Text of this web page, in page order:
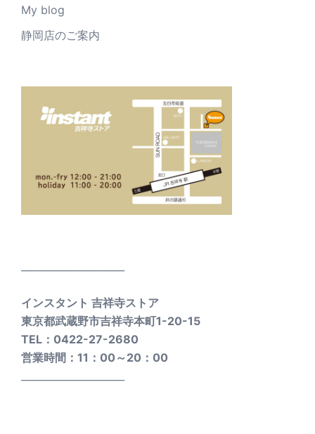
My blog
静岡店のご案内
インスタント 吉祥寺ストア
東京都武蔵野市吉祥寺本町1-20-15
TEL：0422-27-2680
営業時間：11：00～20：00